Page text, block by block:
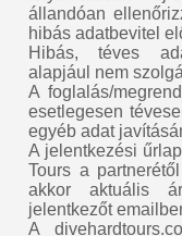
állandóan
hibás adatbevitel
Hibás, téves
alapjául nem
A foglalás/
esetlegesen
egyéb adat
A jelentkezési
Tours a
akkor aktuális
jelentkezőt
A